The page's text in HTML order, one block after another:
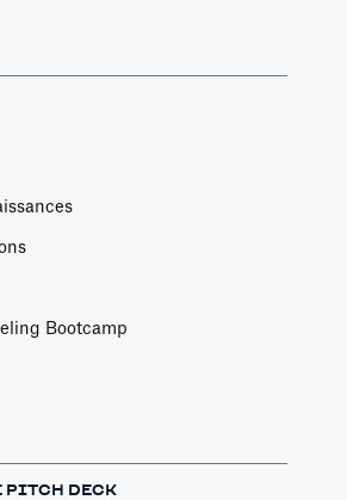
Bootcamp
PITCH DECK